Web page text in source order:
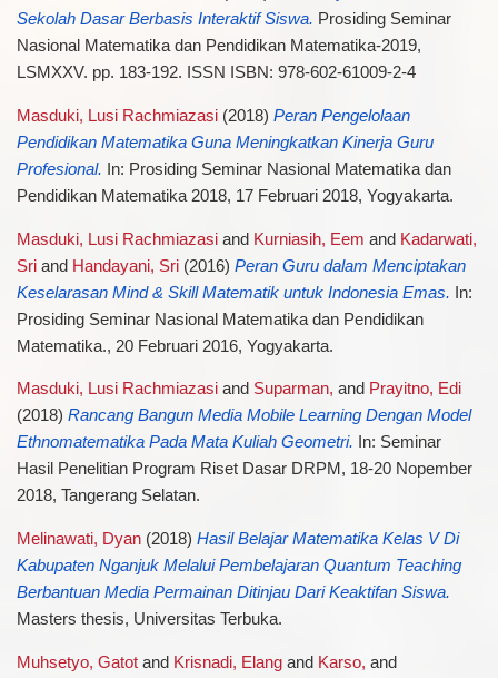
Sekolah Dasar Berbasis Interaktif Siswa. Prosiding Seminar
Nasional Matematika dan Pendidikan Matematika-2019,
LSMXXV. pp. 183-192. ISSN ISBN: 978-602-61009-2-4
Masduki, Lusi Rachmiazasi(2018) Peran Pengelolaan
Pendidikan Matematika Guna Meningkatkan Kinerja Guru
Profesional. In: Prosiding Seminar Nasional Matematika dan
Pendidikan Matematika 2018, 17 Februari 2018, Yogyakarta.
Masduki, Lusi Rachmiazasiand Kurniasih, Eem and Kadarwati,
Sriand Handayani, Sri(2016) Peran Guru dalam Menciptakan
Keselarasan Mind & Skill Matematik untuk Indonesia Emas. In:
Prosiding Seminar Nasional Matematika dan Pendidikan
Matematika., 20 Februari 2016, Yogyakarta.
Masduki, Lusi Rachmiazasiand Suparman, and Prayitno, Edi
(2018) Rancang Bangun Media Mobile Learning Dengan Model
Ethnomatematika Pada Mata Kuliah Geometri. In: Seminar
Hasil Penelitian Program Riset Dasar DRPM, 18-20 Nopember
2018, Tangerang Selatan.
Melinawati, Dyan(2018) Hasil Belajar Matematika Kelas V Di
Kabupaten Nganjuk Melalui Pembelajaran Quantum Teaching
Berbantuan Media Permainan Ditinjau Dari Keaktifan Siswa.
Masters thesis, Universitas Terbuka.
Muhsetyo, Gatotand Krisnadi, Elangand Karso, and